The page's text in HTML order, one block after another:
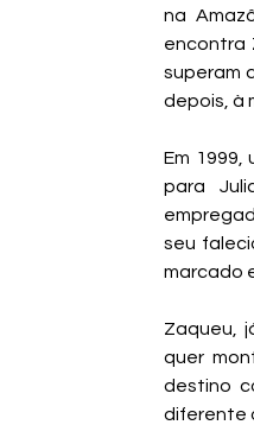
na
encontra
superam
depois, à
Em
para
seu
marcado
Zaqueu,
quer
destino
diferente